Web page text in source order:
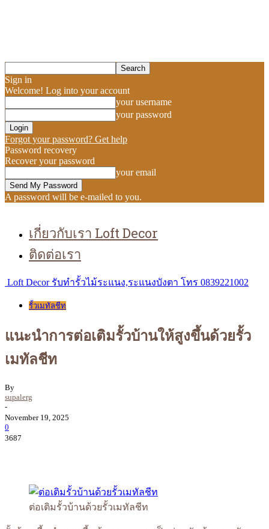
Sign in
Welcome! Log into your account
your username
your password
Forgot your password? Get help
Password recovery
Recover your password
your email
A password will be e-mailed to you.
เกี่ยวกับเรา Loft Decor
ติดต่อเรา
Loft Decor รับทำรั้วไม้ระแนง,ระแนงบังตา โทร 0839221002
รั้วเมทัลชีท
แนะนำการต่อเติมรั้วบ้านให้สูงขึ้นด้วยรั้ว
เมทัลชีท
By
supalerg
-
November 19, 2025
0
3687
ต่อเติมรั้วบ้านด้วยรั้วเมทัลชีท